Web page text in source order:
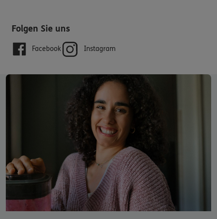
Folgen Sie uns
Facebook Instagram